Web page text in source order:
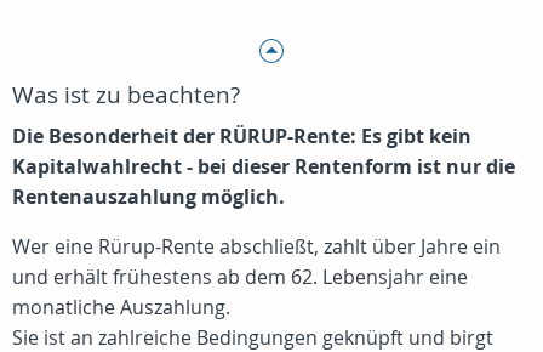
Was ist zu beachten?
Die Besonderheit der RÜRUP-Rente: Es gibt kein
Kapitalwahlrecht - bei dieser Rentenform ist nur die
Rentenauszahlung möglich.
Wer eine Rürup-Rente abschließt, zahlt über Jahre ein
und erhält frühestens ab dem 62. Lebensjahr eine
monatliche Auszahlung.
Sie ist an zahlreiche Bedingungen geknüpft und birgt